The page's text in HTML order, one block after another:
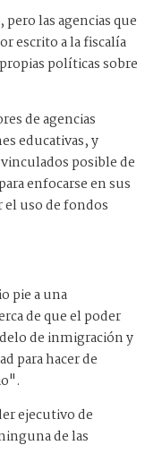
las agencias que
escrito a la fiscalía
políticas sobre
de agencias
educativas, y
posible de
enfocarse en sus
uso de fondos
pie a una
de que el poder
de inmigración y
para hacer de
ejecutivo de
de las